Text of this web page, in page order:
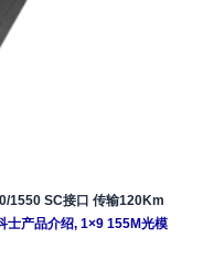
1550 SC接口 传输120Km
士产品介绍, 1×9 155M光模